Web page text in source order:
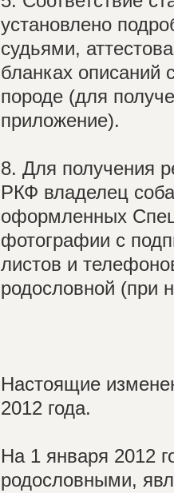
установлено
судьями,
бланках описаний
породе (для
приложение).
8. Для получения
РКФ владелец
оформленных
фотографии с
листов и
родословной (при
Настоящие
2012 года.
На 1 января 2012
родословными,